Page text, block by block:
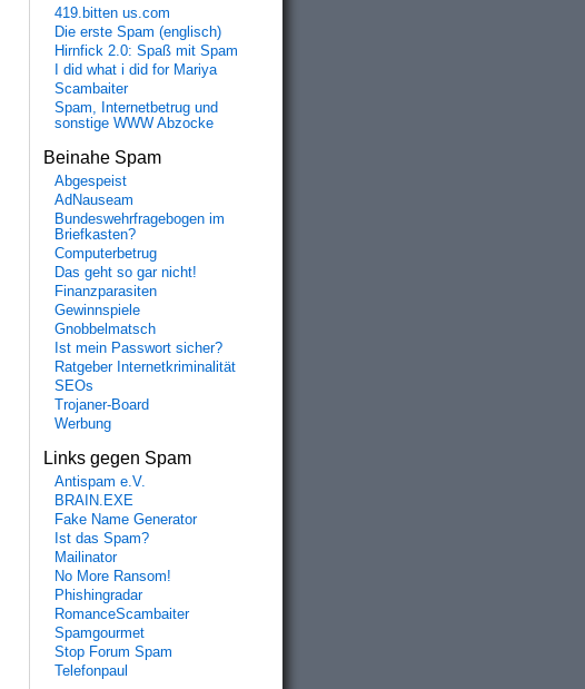
419.bitten us.com
Die erste Spam (englisch)
Hirnfick 2.0: Spaß mit Spam
I did what i did for Mariya
Scambaiter
Spam, Internetbetrug und
sonstige WWW Abzocke
Beinahe Spam
Abgespeist
AdNauseam
Bundeswehrfragebogen im
Briefkasten?
Computerbetrug
Das geht so gar nicht!
Finanzparasiten
Gewinnspiele
Gnobbelmatsch
Ist mein Passwort sicher?
Ratgeber Internetkriminalität
SEOs
Trojaner-Board
Werbung
Links gegen Spam
Antispam e.V.
BRAIN.EXE
Fake Name Generator
Ist das Spam?
Mailinator
No More Ransom!
Phishingradar
RomanceScambaiter
Spamgourmet
Stop Forum Spam
Telefonpaul